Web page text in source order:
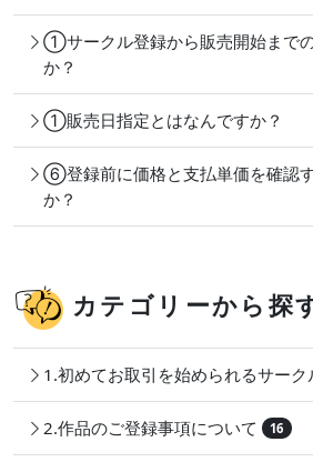
①サークル登録から販売開始まで
か？
①販売日指定とはなんですか？
⑥登録前に価格と支払単価を確認
か？
カテゴリーから探
1.初めてお取引を始められるサーク
2.作品のご登録事項について 16